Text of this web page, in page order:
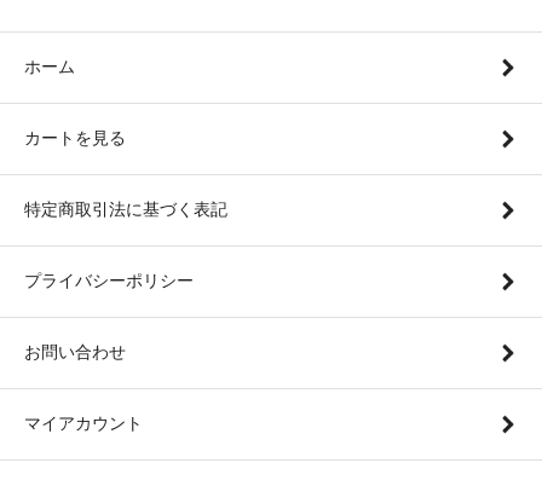
ホーム
カートを見る
特定商取引法に基づく表記
プライバシーポリシー
お問い合わせ
マイアカウント